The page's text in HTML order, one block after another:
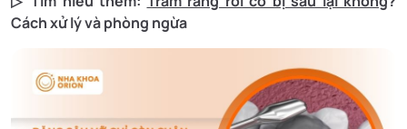
Cách xử lý và phòng ngừa